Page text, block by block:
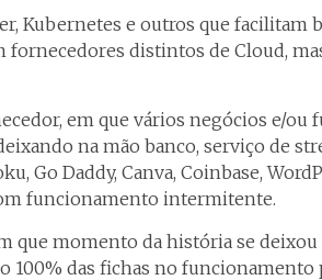
Kubernetes e outros que facilitam
fornecedores distintos de Cloud,
em que vários negócios e/ou
na mão banco, serviço de
Go Daddy, Canva, Coinbase,
funcionamento intermitente.
que momento da história se deixou
100% das fichas no